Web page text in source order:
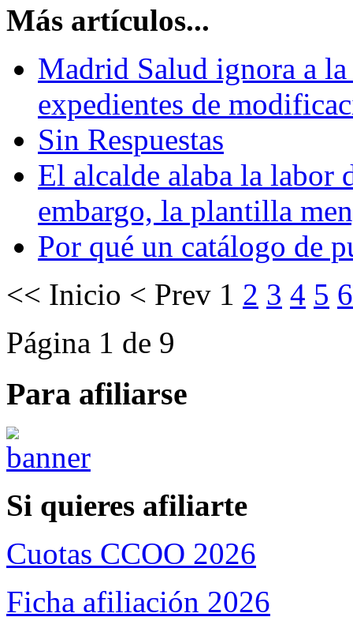
Más artículos...
Madrid Salud ignora a
expedientes de
Sin Respuestas
El alcalde alaba la
embargo, la plantilla
Por qué un catálogo de
<< Inicio < Prev 1 2 3 4 5 6
Página 1 de 9
Para afiliarse
Si quieres afiliarte
Cuotas CCOO 2026
Ficha afiliación 2026